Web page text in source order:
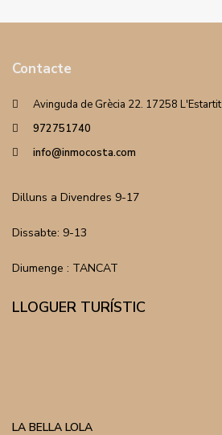
Contacte
Avinguda de Grècia 22. 17258 L'Estartit
972751740
info@inmocosta.com
Dilluns a Divendres 9-17
Dissabte: 9-13
Diumenge : TANCAT
LLOGUER TURÍSTIC
LA BELLA LOLA